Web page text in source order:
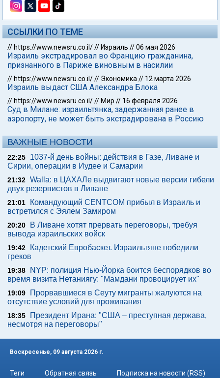
ССЫЛКИ ПО ТЕМЕ
// https://www.newsru.co.il/// Израиль //06 мая 2026
Израиль экстрадировал во Францию гражданина,
признанного в Париже виновным в насилии
// https://www.newsru.co.il/// Экономика // 12 марта 2026
Израиль выдаст США Александра Блока
// https://www.newsru.co.il/// Мир // 16 февраля 2026
Суд в Милане: израильтянка, задержанная ранее в
аэропорту, не может быть экстрадирована в Россию
ВАЖНЫЕ НОВОСТИ
22:25
1037-й день войны: действия в Газе, Ливане и
Сирии, операции в Иудее и Самарии
21:32 Walla: в ЦАХАЛе выдвигают новые версии гибели
двух резервистов в Ливане
21:01
Командующий CENTCOM прибыл в Израиль и
встретился с Эялем Замиром
20:20
В Ливане хотят прервать переговоры, требуя
вывода израильских войск
19:42
Кадетский Евробаскет. Израильтяне победили
греков
19:38
NYP: полиция Нью-Йорка боится беспорядков во
время визита Нетаниягу: "Мамдани провоцирует их"
19:09
Прорвавшиеся в Сеуту мигранты жалуются на
отсутствие условий для проживания
18:35
Президент Ирана: "США – преступная держава,
несмотря на переговоры"
Воскресенье, 09 августа 2026 г.
Теги Обратная связь Подписка на новости (RSS)